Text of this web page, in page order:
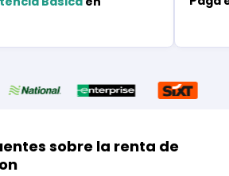
sobre la renta de